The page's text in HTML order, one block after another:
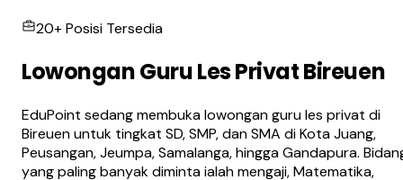
20+ Posisi Tersedia
Lowongan Guru Les Privat Bireuen
EduPoint sedang membuka lowongan guru les privat di
Bireuen untuk tingkat SD, SMP, dan SMA di Kota Juang,
Peusangan, Jeumpa, Samalanga, hingga Gandapura.
yang paling banyak diminta ialah mengaji, Matematika,